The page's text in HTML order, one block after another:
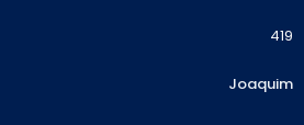
419
Joaquim